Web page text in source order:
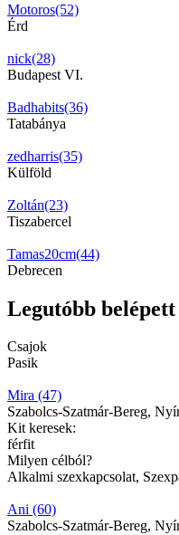
Motoros(52)
Érd
nick(28)
Budapest VI.
Badhabits(36)
Tatabánya
zedharris(35)
Külföld
Zoltán(23)
Tiszabercel
Tamas20cm(44)
Debrecen
Legutóbb
Csajok
Pasik
Mira (47)
Szabolcs-Szatmár-Bereg,
Kit keresek:
férfit
Milyen célból?
Alkalmi szexkapcsolat,
Ani (60)
Szabolcs-Szatmár-Bereg,